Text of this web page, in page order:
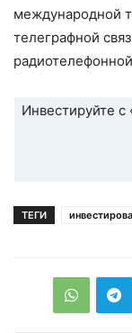
международной
телеграфной
Инвестируйте
ТЕГИ